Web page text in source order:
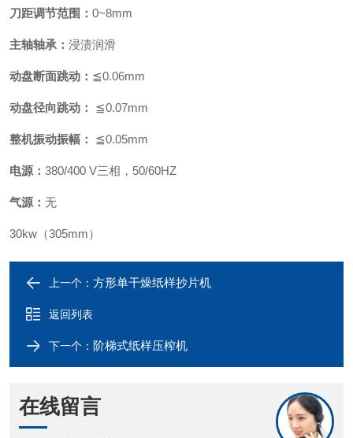
刀距调节范围： 0~8mm
主轴轴承： 浸渍润滑
动盘断面跳动： ≦0.06mm
动盘径向跳动： ≦0.07mm
整机振动振幅： ≦0.05mm
电源： 380/400 V三相，50/60HZ
气源： 无
30kw（305mm）
上一个： 方形单干燥纸样抄片机
返回列表
下一个： 阶梯式纸样压榨机
在线留言